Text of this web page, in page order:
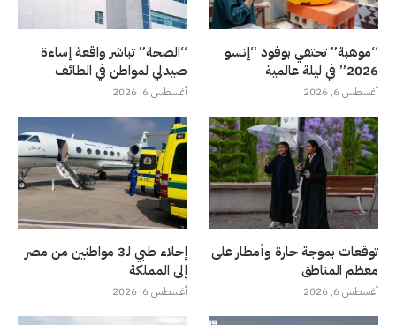
“موهبة” تحتفي بوفود “إنسو
2026” في ليلة عالمية
أغسطس 6, 2026
“الصحة” تباشر واقعة إساءة
صيدلي لمواطن في الطائف
أغسطس 6, 2026
توقعات بموجة حارة وأمطار على
معظم المناطق
أغسطس 6, 2026
إخلاء طبي لـ3 مواطنين من مصر
إلى المملكة
أغسطس 6, 2026